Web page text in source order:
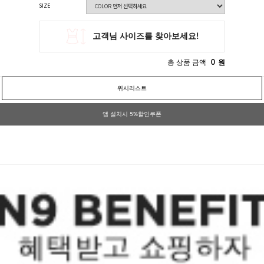
SIZE
총 상품 금액 0 원
위시리스트
앱 설치시 5%할인쿠폰